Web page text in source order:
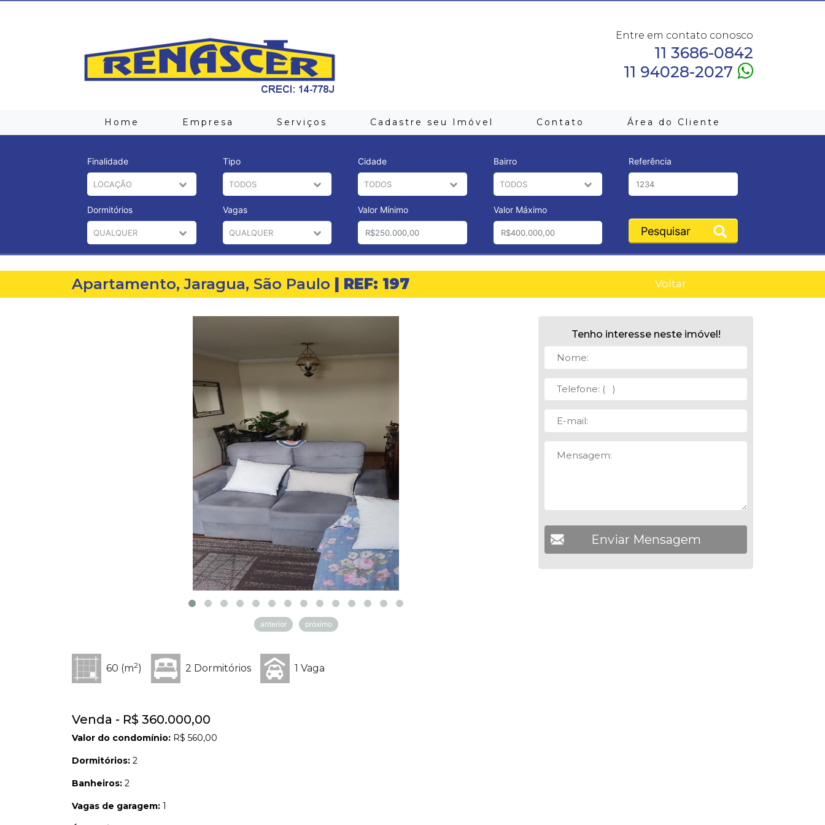
Entre em contato conosco
11 3686-0842
11 94028-2027
Home Empresa Serviços Cadastre seu Imóvel Contato Área do Cliente
Finalidade Tipo Cidade Bairro Referência
Dormitórios Vagas Valor Mínimo Valor Máximo
Apartamento, Jaragua, São Paulo | REF: 197 Voltar
anterior próximo
60 (m2) 2 Dormitórios 1 Vaga
Venda - R$ 360.000,00
Valor do condomínio: R$ 560,00
Dormitórios: 2
Banheiros: 2
Vagas de garagem: 1
Tenho interesse neste imóvel!